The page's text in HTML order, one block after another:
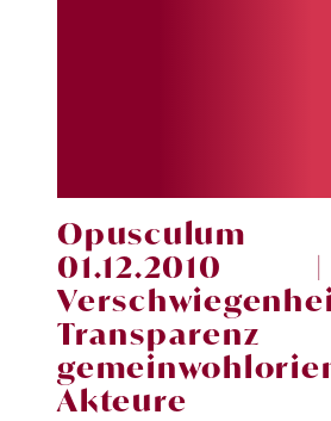
01.12.2010
Transparenz
Akteure